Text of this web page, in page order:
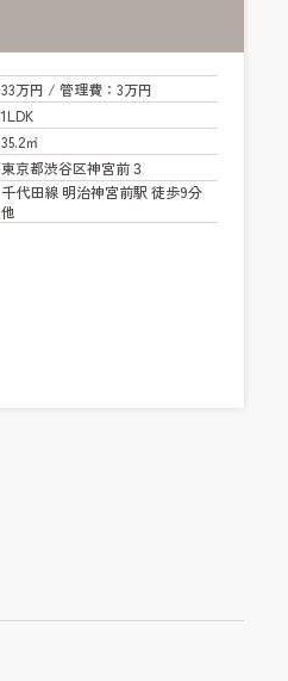
33万円 / 管理費：3万円
1LDK
35.2㎡
東京都渋谷区神宮前３
千代田線 明治神宮前駅 徒歩9分
他